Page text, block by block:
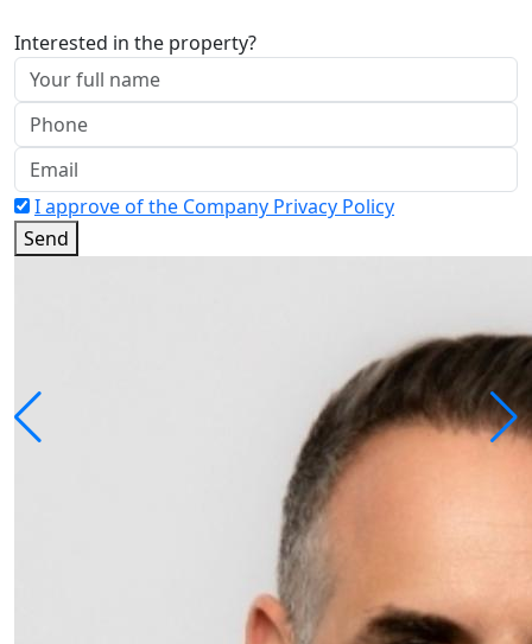
Interested in the property?
I approve of the Company Privacy Policy
Send